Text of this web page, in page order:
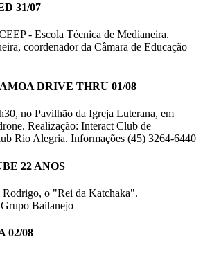
31/07
- Escola Técnica de Medianeira.
coordenador da Câmara de Educação
DRIVE THRU 01/08
no Pavilhão da Igreja Luterana, em
Realização: Interact Club de
Rio Alegria. Informações (45) 3264-6440
22 ANOS
o "Rei da Katchaka".
Bailanejo
02/08